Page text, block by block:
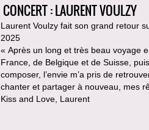
CONCERT : LAURENT VOULZY
Laurent Voulzy fait son grand retour
2025
« Après un long et très beau voyage
France, de Belgique et de Suisse,
composer, l’envie m’a pris de
chanter et partager à nouveau, mes
Kiss and Love, Laurent